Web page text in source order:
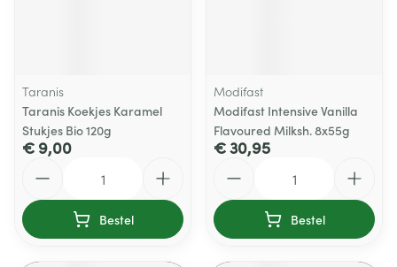
Taranis
Taranis Koekjes Karamel
Stukjes Bio 120g
€ 9,00
Bestel
Modifast
Modifast Intensive Vanilla
Flavoured Milksh. 8x55g
€ 30,95
Bestel